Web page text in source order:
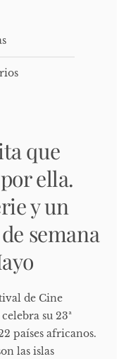
que
ella.
y un
semana
de Cine
su 23ª
países africanos.
las islas